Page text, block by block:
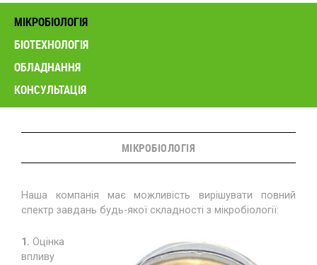
МІКРОБІОЛОГІЯ
БІОТЕХНОЛОГІЯ
ОБЛАДНАННЯ
КОНСУЛЬТАЦІЯ
МІКРОБІОЛОГІЯ
Наша компанія має можливість вирішувати повний
спектр завдань будь-якої складності з мікробіології:
1. Оцінка
впливу